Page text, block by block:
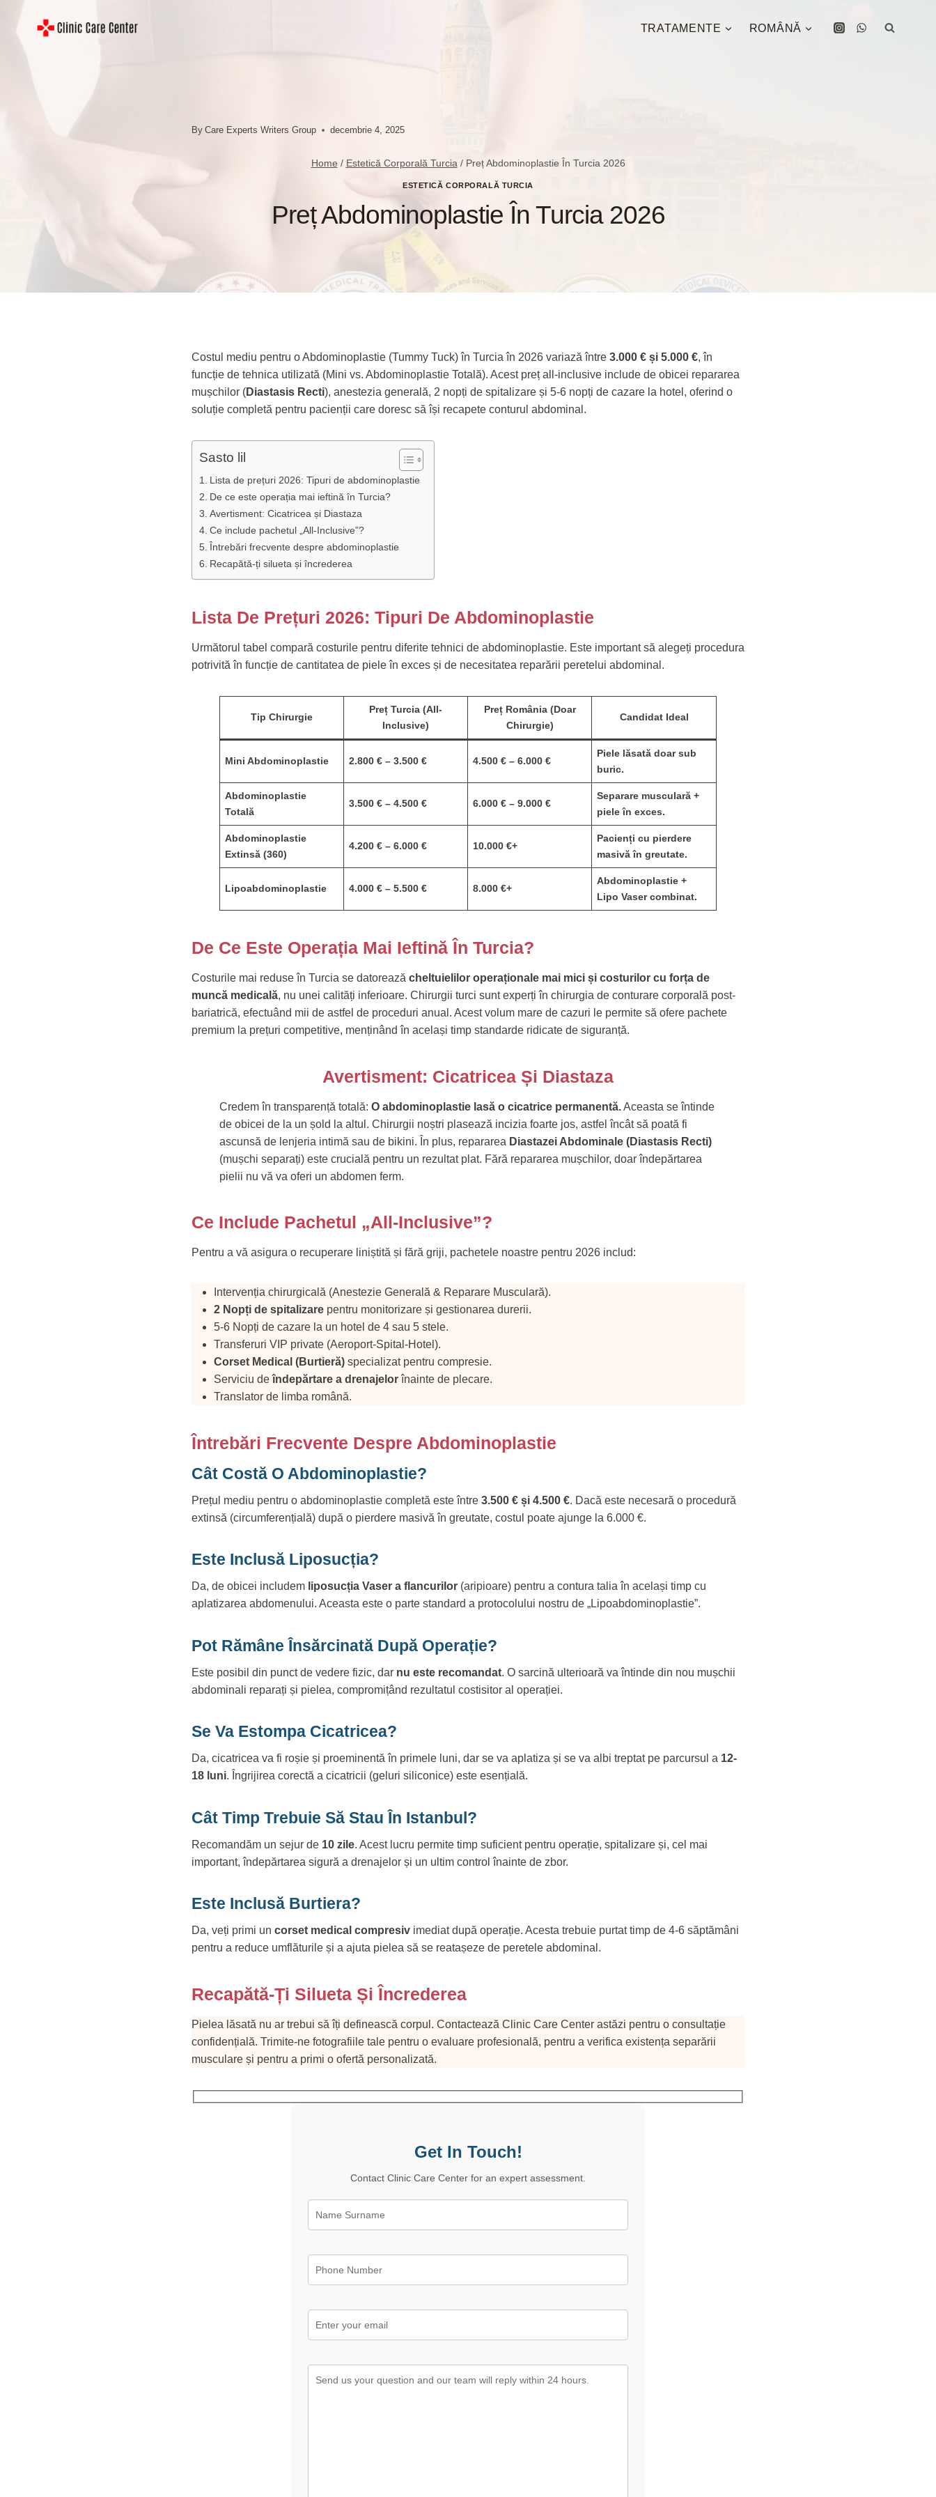
TRATAMENTE ROMÂNĂ
By Care Experts Writers Group decembrie 4, 2025
Home / Estetică Corporală Turcia / Preț Abdominoplastie În Turcia 2026
ESTETICĂ CORPORALĂ TURCIA
Preț Abdominoplastie În Turcia 2026
Costul mediu pentru o Abdominoplastie (Tummy Tuck) în Turcia în 2026 variază între 3.000 € și 5.000 €, în
funcție de tehnica utilizată (Mini vs. Abdominoplastie Totală). Acest preț all-inclusive include de obicei repararea
mușchilor (Diastasis Recti), anestezia generală, 2 nopți de spitalizare și 5-6 nopți de cazare la hotel, oferind o
soluție completă pentru pacienții care doresc să își recapete conturul abdominal.
Sasto lil
Lista de prețuri 2026: Tipuri de abdominoplastie
De ce este operația mai ieftină în Turcia?
Avertisment: Cicatricea și Diastaza
Ce include pachetul „All-Inclusive”?
Întrebări frecvente despre abdominoplastie
Recapătă-ți silueta și încrederea
Lista De Prețuri 2026: Tipuri De Abdominoplastie
Următorul tabel compară costurile pentru diferite tehnici de abdominoplastie. Este important să alegeți procedura
potrivită în funcție de cantitatea de piele în exces și de necesitatea reparării peretelui abdominal.
Tip Chirurgie
Preț Turcia (All-
Inclusive)
Preț România (Doar
Chirurgie)
Candidat Ideal
Mini Abdominoplastie 2.800 € – 3.500 € 4.500 € – 6.000 €
Piele lăsată doar sub
buric.
Abdominoplastie
Totală
3.500 € – 4.500 € 6.000 € – 9.000 €
Separare musculară +
piele în exces.
Abdominoplastie
Extinsă (360)
4.200 € – 6.000 € 10.000 €+
Pacienți cu pierdere
masivă în greutate.
Lipoabdominoplastie 4.000 € – 5.500 € 8.000 €+
Abdominoplastie +
Lipo Vaser combinat.
De Ce Este Operația Mai Ieftină În Turcia?
Costurile mai reduse în Turcia se datorează cheltuielilor operaționale mai mici și costurilor cu forța de
muncă medicală, nu unei calități inferioare. Chirurgii turci sunt experți în chirurgia de conturare corporală post-
bariatrică, efectuând mii de astfel de proceduri anual. Acest volum mare de cazuri le permite să ofere pachete
premium la prețuri competitive, menținând în același timp standarde ridicate de siguranță.
Avertisment: Cicatricea Și Diastaza
Credem în transparență totală: O abdominoplastie lasă o cicatrice permanentă.Aceasta se întinde
de obicei de la un șold la altul. Chirurgii noștri plasează incizia foarte jos, astfel încât să poată fi
ascunsă de lenjeria intimă sau de bikini. În plus, repararea Diastazei Abdominale (Diastasis Recti)
(mușchi separați) este crucială pentru un rezultat plat. Fără repararea mușchilor, doar îndepărtarea
pielii nu vă va oferi un abdomen ferm.
Ce Include Pachetul „All-Inclusive”?
Pentru a vă asigura o recuperare liniștită și fără griji, pachetele noastre pentru 2026 includ:
Intervenția chirurgicală (Anestezie Generală & Reparare Musculară).
2 Nopți de spitalizare pentru monitorizare și gestionarea durerii.
5-6 Nopți de cazare la un hotel de 4 sau 5 stele.
Transferuri VIP private (Aeroport-Spital-Hotel).
Corset Medical (Burtieră) specializat pentru compresie.
Serviciu deîndepărtare a drenajelorînainte de plecare.
Translator de limba română.
Întrebări Frecvente Despre Abdominoplastie
Cât Costă O Abdominoplastie?
Prețul mediu pentru o abdominoplastie completă este între 3.500 € și 4.500 €. Dacă este necesară o procedură
extinsă (circumferențială) după o pierdere masivă în greutate, costul poate ajunge la 6.000 €.
Este Inclusă Liposucția?
Da, de obicei includem liposucția Vaser a flancurilor (aripioare) pentru a contura talia în același timp cu
aplatizarea abdomenului. Aceasta este o parte standard a protocolului nostru de „Lipoabdominoplastie”.
Pot Rămâne Însărcinată După Operație?
Este posibil din punct de vedere fizic, dar nu este recomandat. O sarcină ulterioară va întinde din nou mușchii
abdominali reparați și pielea, compromițând rezultatul costisitor al operației.
Se Va Estompa Cicatricea?
Da, cicatricea va fi roșie și proeminentă în primele luni, dar se va aplatiza și se va albi treptat pe parcursul a 12-
18 luni. Îngrijirea corectă a cicatricii (geluri siliconice) este esențială.
Cât Timp Trebuie Să Stau În Istanbul?
Recomandăm un sejur de 10 zile. Acest lucru permite timp suficient pentru operație, spitalizare și, cel mai
important, îndepărtarea sigură a drenajelor și un ultim control înainte de zbor.
Este Inclusă Burtiera?
Da, veți primi un corset medical compresiv imediat după operație. Acesta trebuie purtat timp de 4-6 săptămâni
pentru a reduce umflăturile și a ajuta pielea să se reatașeze de peretele abdominal.
Recapătă-Ți Silueta Și Încrederea
Pielea lăsată nu ar trebui să îți definească corpul. Contactează Clinic Care Center astăzi pentru o consultație
confidențială. Trimite-ne fotografiile tale pentru o evaluare profesională, pentru a verifica existența separării
musculare și pentru a primi o ofertă personalizată.
Get In Touch!
Contact Clinic Care Center for an expert assessment.